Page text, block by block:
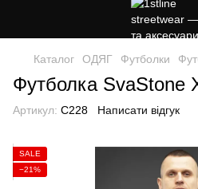
Каталог ОДЯГ Футболки
Футболка SvaStone
Артикул: C228 Написати відгук
SALE
−21%